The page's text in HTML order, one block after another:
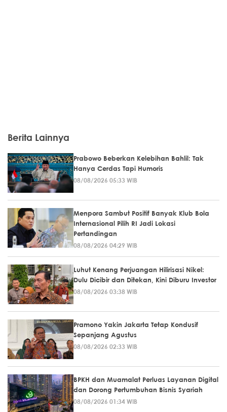
Berita Lainnya
Prabowo Beberkan Kelebihan Bahlil: Tak
Hanya Cerdas Tapi Humoris
08/08/2026 05:33 WIB
Menpora Sambut Positif Banyak Klub Bola
Internasional Pilih RI Jadi Lokasi
Pertandingan
08/08/2026 04:29 WIB
Luhut Kenang Perjuangan Hilirisasi Nikel:
Dulu Dicibir dan Ditekan, Kini Diburu Investor
08/08/2026 03:38 WIB
Pramono Yakin Jakarta Tetap Kondusif
Sepanjang Agustus
08/08/2026 02:33 WIB
BPKH dan Muamalat Perluas Layanan Digital
dan Dorong Pertumbuhan Bisnis Syariah
08/08/2026 01:34 WIB